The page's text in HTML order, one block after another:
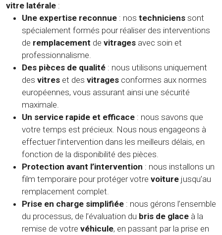
vitre latérale :
Une expertise reconnue : nos techniciens sont
spécialement formés pour réaliser des interventions
de remplacement de vitrages avec soin et
professionnalisme.
Des pièces de qualité : nous utilisons uniquement
des vitres et des vitrages conformes aux normes
européennes, vous assurant ainsi une sécurité
maximale.
Un service rapide et efficace : nous savons que
votre temps est précieux. Nous nous engageons à
effectuer l’intervention dans les meilleurs délais, en
fonction de la disponibilité des pièces.
Protection avant l’intervention : nous installons un
film temporaire pour protéger votre voiture jusqu’au
remplacement complet.
Prise en charge simplifiée : nous gérons l’ensemble
du processus, de l’évaluation du bris de glace à la
remise de votre véhicule, en passant par la prise en